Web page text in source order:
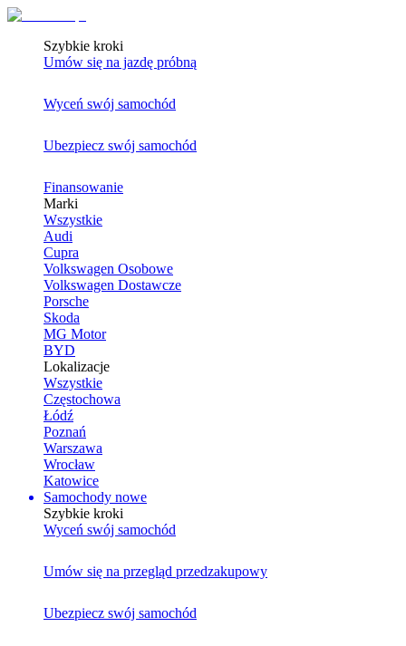
Szybkie kroki
Umów się na jazdę próbną
Wyceń swój samochód
Ubezpiecz swój samochód
Finansowanie
Marki
Wszystkie
Audi
Cupra
Volkswagen Osobowe
Volkswagen Dostawcze
Porsche
Skoda
MG Motor
BYD
Lokalizacje
Wszystkie
Częstochowa
Łódź
Poznań
Warszawa
Wrocław
Katowice
Samochody nowe
Szybkie kroki
Wyceń swój samochód
Umów się na przegląd przedzakupowy
Ubezpiecz swój samochód